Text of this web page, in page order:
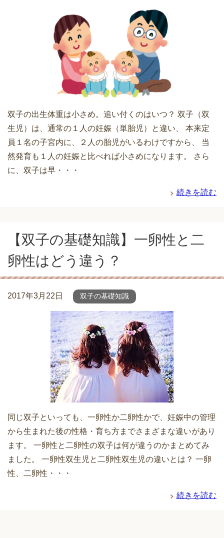
双子の出生体重は小さめ。追い付くのはいつ？ 双子（双
生児）は、通常の１人の妊娠（単胎児）と違い、 本来定
員１名の子宮内に、２人の胎児がいるわけですから、 当
然発育も１人の妊娠と比べれば小さめになります。 さら
に、双子は早・・・
続きを読む
【双子の基礎知識】一卵性と二
卵性はどう違う？
2017年3月22日 双子の基礎知識
同じ双子といっても、一卵性か二卵性かで、妊娠中の管理
から生まれた後の性格・育ち方までさまざまな違いがあり
ます。 一卵性と二卵性の双子は何が違うのかまとめてみ
ました。 一卵性双生児と二卵性双生児の違いとは？ 一卵
性、二卵性・・・
続きを読む